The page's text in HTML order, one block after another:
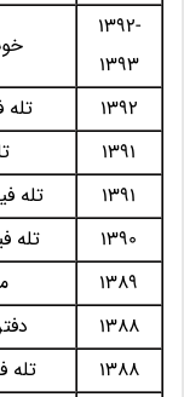
1392-
1393
1392
1391
1391
تله
1390
تله
1389
1388
1388
تله